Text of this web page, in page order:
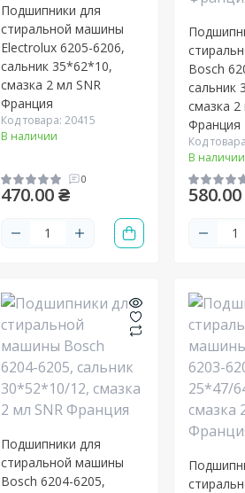
Подшипники для
стиральной машины
Electrolux 6205-6206,
сальник 35*62*10,
смазка 2 мл SNR
Франция
Код товара: 20415
В наличии
0
470.00 ₴
Bosch
сальник
смазка 2
Франция
Код
В наличии
Подшипники для
стиральной машины
Bosch 6204-6205,